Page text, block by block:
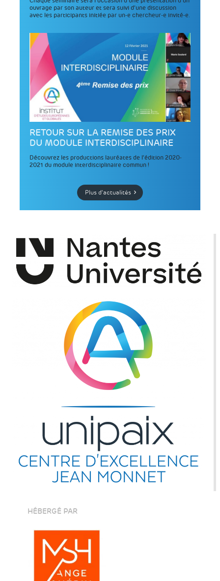
ouvrage par son auteur et sera suivi d’une discussion
avec les participants initiée par un-e chercheur-e invité-e.
RETOUR SUR LA REMISE DES PRIX
DU MODULE INTERDISCIPLINAIRE
Découvrez les productions lauréates de l’édition 2020-
2021 du module interdisciplinaire commun !
Plus d'actualités
HÉBERGÉ PAR